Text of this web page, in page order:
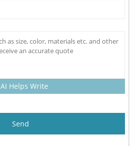
AI Helps Write
Send